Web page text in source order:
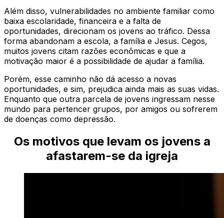
Além disso, vulnerabilidades no ambiente familiar como
baixa escolaridade, financeira e a falta de
oportunidades, direcionam os jovens ao tráfico. Dessa
forma abandonam a escola, a família e Jesus. Cegos,
muitos jovens citam razões econômicas e que a
motivação maior é a possibilidade de ajudar a família.
Porém, esse caminho não dá acesso a novas
oportunidades, e sim, prejudica ainda mais as suas vidas.
Enquanto que outra parcela de jovens ingressam nesse
mundo para pertencer grupos, por amigos ou sofrerem
de doenças como depressão.
Os motivos que levam os jovens a
afastarem-se da igreja